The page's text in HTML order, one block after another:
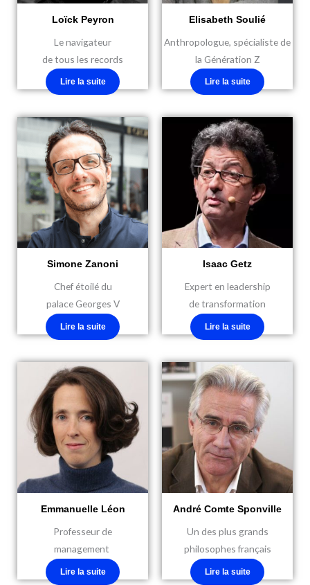
Loïck Peyron
Le navigateur
de tous les records
Lire la suite
Elisabeth Soulié
Anthropologue, spécialiste de
la Génération Z
Lire la suite
Simone Zanoni
Chef étoilé du
palace Georges V
Lire la suite
Isaac Getz
Expert en leadership
de transformation
Lire la suite
Emmanuelle Léon
Professeur de
management
Lire la suite
André Comte Sponville
Un des plus grands
philosophes français
Lire la suite